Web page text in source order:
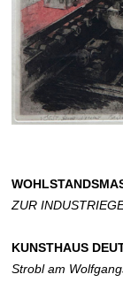
ZUR
KUNSTHAUS
Strobl am